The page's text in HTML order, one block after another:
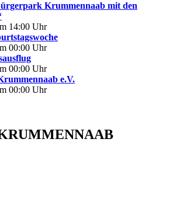
Krummennaab mit den
14:00 Uhr
00:00 Uhr
00:00 Uhr
e.V.
00:00 Uhr